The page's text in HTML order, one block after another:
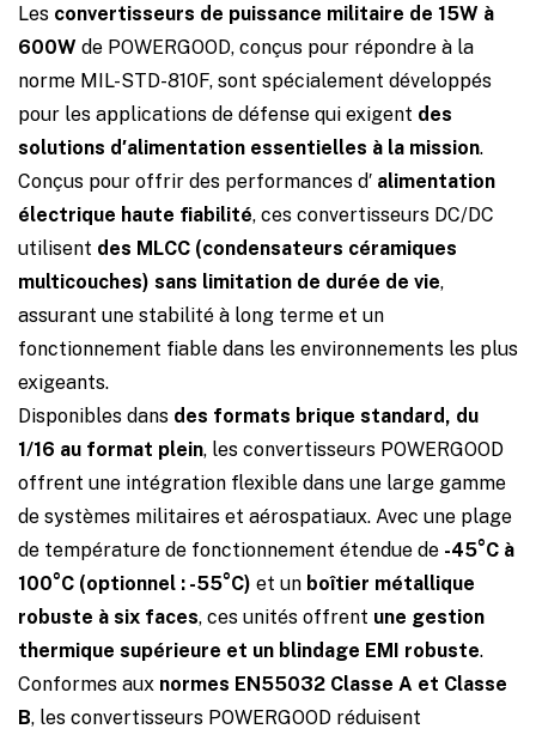
Les convertisseurs de puissance militaire de 15W à
600W de POWERGOOD, conçus pour répondre à la
norme MIL-STD-810F, sont spécialement développés
pour les applications de défense qui exigent des
solutions d′alimentation essentielles à la mission.
Conçus pour offrir des performances d′ alimentation
électrique haute fiabilité, ces convertisseurs DC/DC
utilisent des MLCC (condensateurs céramiques
multicouches) sans limitation de durée de vie,
assurant une stabilité à long terme et un
fonctionnement fiable dans les environnements les plus
exigeants.
Disponibles dans des formats brique standard, du
1/16 au format plein, les convertisseurs POWERGOOD
offrent une intégration flexible dans une large gamme
de systèmes militaires et aérospatiaux. Avec une plage
de température de fonctionnement étendue de -45°C à
100°C (optionnel : -55°C) et un boîtier métallique
robuste à six faces, ces unités offrent une gestion
thermique supérieure et un blindage EMI robuste.
Conformes aux normes EN55032 Classe A et Classe
B, les convertisseurs POWERGOOD réduisent